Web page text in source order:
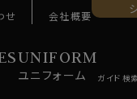
UNIFORM
ユニ フォーム
せ 会社概要